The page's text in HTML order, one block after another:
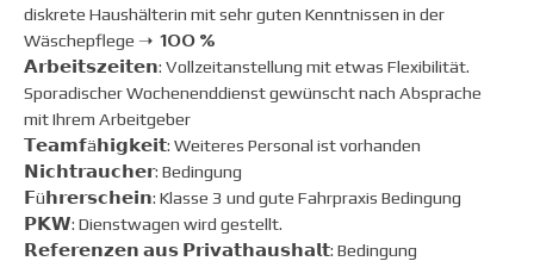
diskrete Haushälterin mit sehr guten Kenntnissen in der
Wäschepflege ➝ 100 %
𝗔𝗿𝗯𝗲𝗶𝘁𝘀𝘇𝗲𝗶𝘁𝗲𝗻: Vollzeitanstellung mit etwas Flexibilität.
Sporadischer Wochenenddienst gewünscht nach Absprache
mit Ihrem Arbeitgeber
𝗧𝗲𝗮𝗺𝗳ä𝗵𝗶𝗴𝗸𝗲𝗶𝘁: Weiteres Personal ist vorhanden
𝗡𝗶𝗰𝗵𝘁𝗿𝗮𝘂𝗰𝗵𝗲𝗿: Bedingung
𝗙ü𝗵𝗿𝗲𝗿𝘀𝗰𝗵𝗲𝗶𝗻: Klasse 3 und gute Fahrpraxis Bedingung
𝗣𝗞𝗪: Dienstwagen wird gestellt.
𝗥𝗲𝗳𝗲𝗿𝗲𝗻𝘇𝗲𝗻 𝗮𝘂𝘀 𝗣𝗿𝗶𝘃𝗮𝘁𝗵𝗮𝘂𝘀𝗵𝗮𝗹𝘁: Bedingung